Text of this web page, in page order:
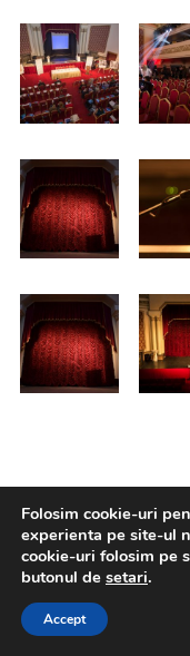
Folosim cookie-uri
experienta pe site-ul
cookie-uri folosim pe
butonul de setari.
Accept